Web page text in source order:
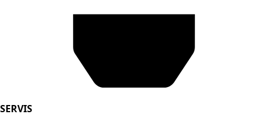
SERVIS